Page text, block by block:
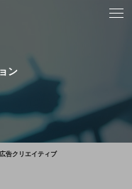
ン
告クリエイティブ